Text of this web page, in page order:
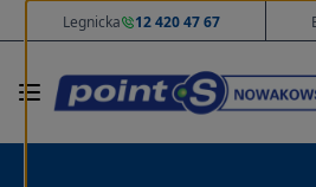
Legnicka 12 420 47 67